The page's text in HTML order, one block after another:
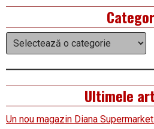
Categorii
Ultimele
Un nou magazin Diana